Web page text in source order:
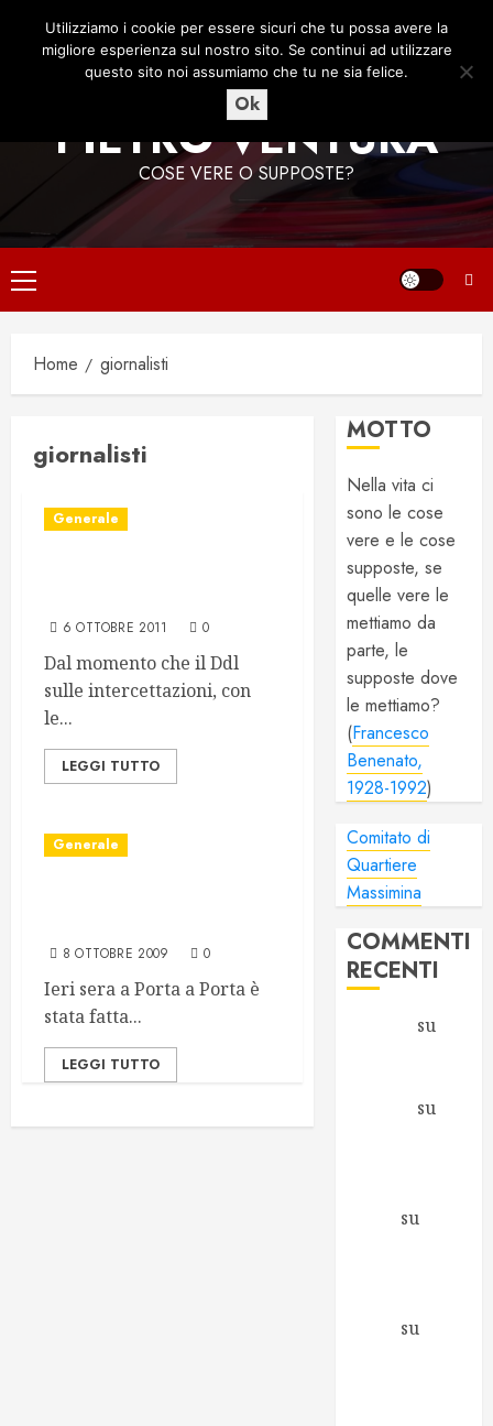
7 Agosto 202606:52:58
PIETRO VENTURA
COSE VERE O SUPPOSTE?
Menu
principale
Home giornalisti
giornalisti
Generale
6 OTTOBRE 2011 0
Dal momento che il Ddl
sulle intercettazioni, con
le...
LEGGI TUTTO
Generale
8 OTTOBRE 2009 0
Ieri sera a Porta a Porta è
stata fatta...
LEGGI TUTTO
MOTTO
Nella vita ci
sono le cose
vere e le cose
supposte, se
quelle vere le
mettiamo da
parte, le
supposte dove
le mettiamo?
(Francesco
Benenato,
1928-1992)
Comitato di
Quartiere
Massimina
COMMENTI
RECENTI
su
su
su
su
Utilizziamo i cookie per essere sicuri che tu possa avere la
migliore esperienza sul nostro sito. Se continui ad utilizzare
questo sito noi assumiamo che tu ne sia felice.
Ok